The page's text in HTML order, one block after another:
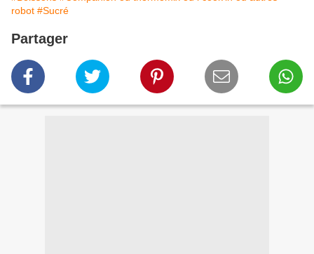
robot #Sucré
Partager